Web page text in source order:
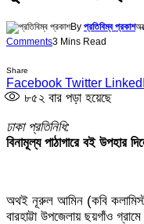
By প্রতিবিম্ব প্রকাশ
Comments3 Mins Read
Share
Facebook Twitter
৮৫২ বার পড়া হয়েছে
ঢাকা প্রতিনিধি:
বিনামূল্য পাঠাগারে বই
অথই নূরুল আমিন (কবি কলামিস্ট
বারহাট্টা উপজেলায় ছয়গাঁও